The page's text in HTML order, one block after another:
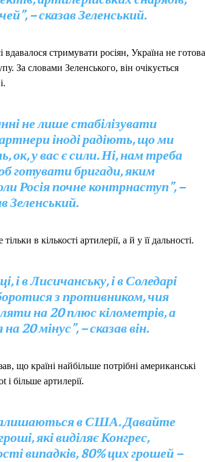
– сказав Зеленський.
стримувати росіян, Україна не готова
За словами Зеленського, він очікується
не лише стабілізувати
іноді радіють, що ми
ок, у вас є сили. Ні, нам треба
готувати бригади, яким
Росія почне контрнаступ”, –
Зеленський.
в кількості артилерії, а й у її дальності.
і в Лисичанську, і в Соледарі
з противником, чия
на 20 плюс кілометрів, а
20 мінус”, – сказав він.
країні найбільше потрібні американські
більше артилерії.
в США. Давайте
які виділяє Конгрес,
випадків, 80% цих грошей –